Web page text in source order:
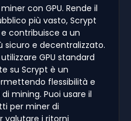
con GPU. Rende il
più vasto, Scrypt
contribuisce a un
e decentralizzato.
GPU standard
su Scrypt è un
flessibilità e
mining. Puoi usare il
per miner di
valutare i ritorni